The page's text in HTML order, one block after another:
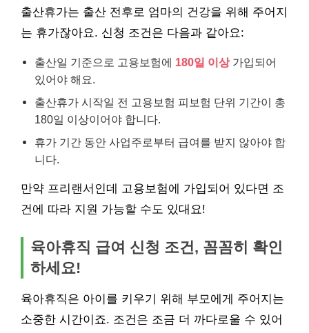
출산휴가는 출산 전후로 엄마의 건강을 위해 주어지
는 휴가잖아요. 신청 조건은 다음과 같아요:
출산일 기준으로 고용보험에 180일 이상가입되어
있어야 해요.
출산휴가 시작일 전 고용보험 피보험 단위 기간이 총
180일 이상이어야 합니다.
휴가 기간 동안 사업주로부터 급여를 받지 않아야 합
니다.
만약 프리랜서인데 고용보험에 가입되어 있다면 조
건에 따라 지원 가능할 수도 있대요!
육아휴직 급여 신청 조건, 꼼꼼히 확인
하세요!
육아휴직은 아이를 키우기 위해 부모에게 주어지는
소중한 시간이죠. 조건은 조금 더 까다로울 수 있어